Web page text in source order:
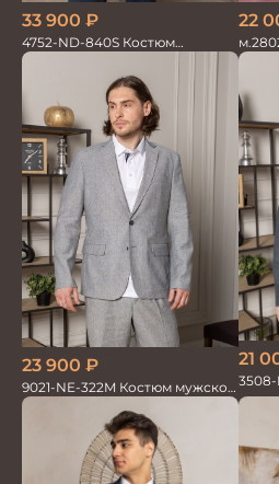
33 900 ₽
4752-ND-840S Костюм
мужской двойка
22
23 900 ₽
9021-NE-322M Костюм мужской
двойка хлопок, лен
21